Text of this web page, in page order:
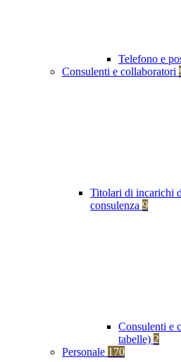
Telefono e
Consulenti e collaboratori
Titolari di incarichi
consulenza 9
Consulenti e
tabelle) 2
Personale 170